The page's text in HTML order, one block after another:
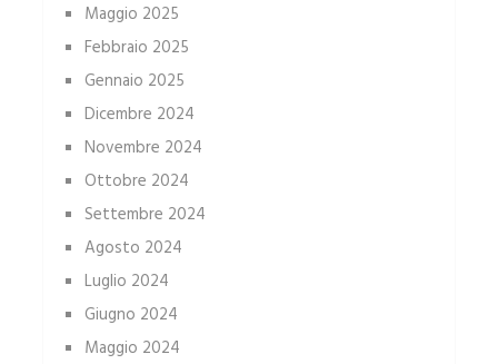
Maggio 2025
Febbraio 2025
Gennaio 2025
Dicembre 2024
Novembre 2024
Ottobre 2024
Settembre 2024
Agosto 2024
Luglio 2024
Giugno 2024
Maggio 2024